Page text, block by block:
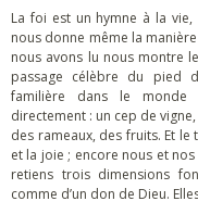
La foi est un hymne à la vie,
nous donne même la manière
nous avons lu nous montre
passage célèbre du pied
familière dans le monde
directement : un cep de
des rameaux, des fruits. Et le
et la joie ; encore nous et
retiens trois dimensions
comme d’un don de Dieu.